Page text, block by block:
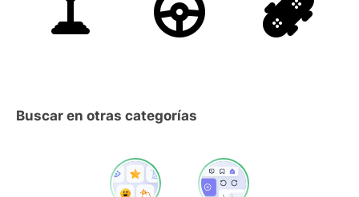
Buscar en otras categorías